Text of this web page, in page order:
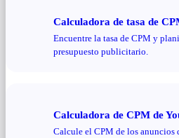
Calculadora de tasa de
Encuentre la tasa de CPM y
presupuesto publicitario.
Calculadora de CPM de
Calcule el CPM de los anuncios